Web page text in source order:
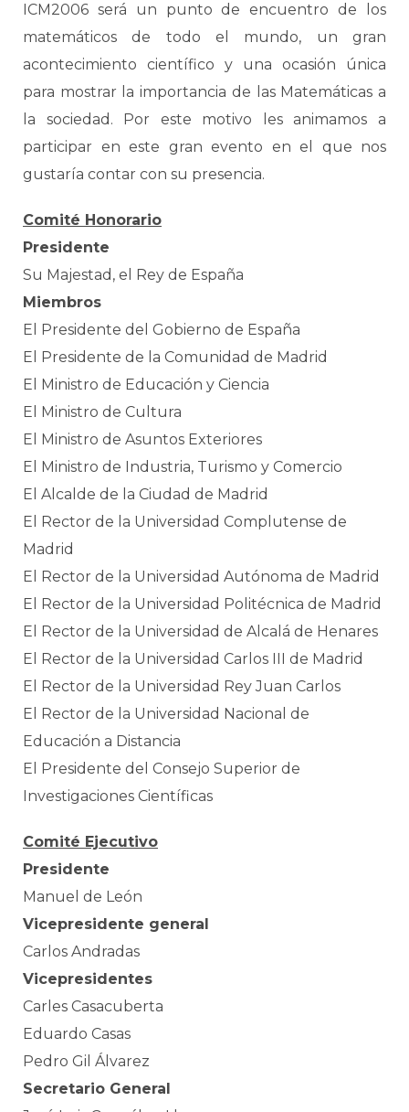
ICM2006 será un punto de encuentro de los
matemáticos de todo el mundo, un gran
acontecimiento científico y una ocasión única
para mostrar la importancia de las Matemáticas a
la sociedad. Por este motivo les animamos a
participar en este gran evento en el que nos
gustaría contar con su presencia.
Comité Honorario
Presidente
Su Majestad, el Rey de España
Miembros
El Presidente del Gobierno de España
El Presidente de la Comunidad de Madrid
El Ministro de Educación y Ciencia
El Ministro de Cultura
El Ministro de Asuntos Exteriores
El Ministro de Industria, Turismo y Comercio
El Alcalde de la Ciudad de Madrid
El Rector de la Universidad Complutense de
Madrid
El Rector de la Universidad Autónoma de Madrid
El Rector de la Universidad Politécnica de Madrid
El Rector de la Universidad de Alcalá de Henares
El Rector de la Universidad Carlos III de Madrid
El Rector de la Universidad Rey Juan Carlos
El Rector de la Universidad Nacional de
Educación a Distancia
El Presidente del Consejo Superior de
Investigaciones Científicas
Comité Ejecutivo
Presidente
Manuel de León
Vicepresidente general
Carlos Andradas
Vicepresidentes
Carles Casacuberta
Eduardo Casas
Pedro Gil Álvarez
Secretario General